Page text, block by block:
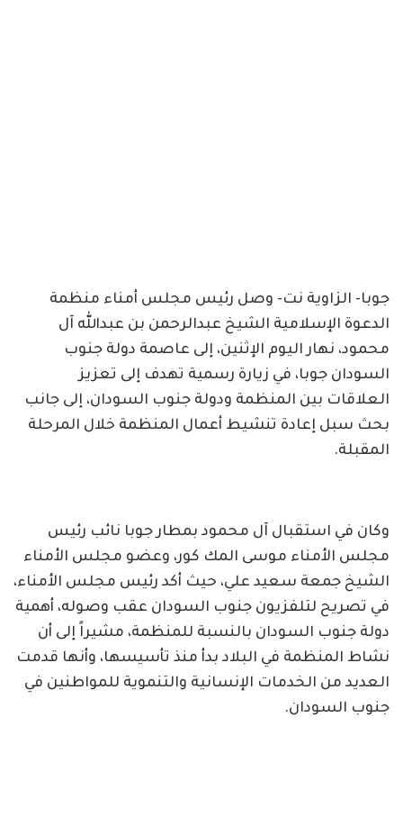
جوبا- الزاوية نت- وصل رئيس مجلس أمناء منظمة
الدعوة الإسلامية الشيخ عبدالرحمن بن عبدالله آل
محمود، نهار اليوم الإثنين، إلى عاصمة دولة جنوب
السودان جوبا، في زيارة رسمية تهدف إلى تعزيز
العلاقات بين المنظمة ودولة جنوب السودان، إلى جانب
بحث سبل إعادة تنشيط أعمال المنظمة خلال المرحلة
المقبلة.
وكان في استقبال آل محمود بمطار جوبا نائب رئيس
مجلس الأمناء موسى المك كور، وعضو مجلس الأمناء
الشيخ جمعة سعيد علي، حيث أكد رئيس مجلس الأمناء،
في تصريح لتلفزيون جنوب السودان عقب وصوله، أهمية
دولة جنوب السودان بالنسبة للمنظمة، مشيراً إلى أن
نشاط المنظمة في البلاد بدأ منذ تأسيسها، وأنها قدمت
العديد من الخدمات الإنسانية والتنموية للمواطنين في
جنوب السودان.